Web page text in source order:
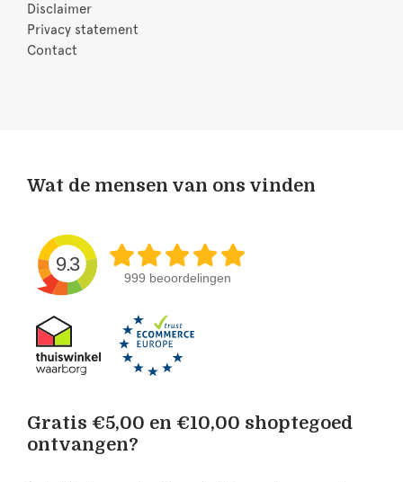
Disclaimer
Privacy statement
Contact
Wat de mensen van ons vinden
9.3
999 beoordelingen
Gratis €5,00 en €10,00 shoptegoed
ontvangen?